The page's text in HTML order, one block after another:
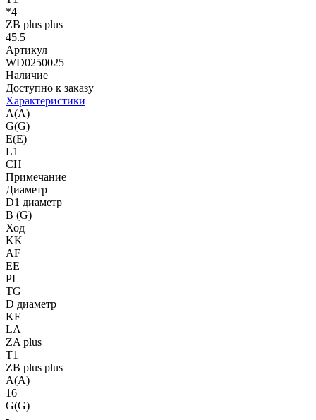
*4
ZB plus plus
45.5
Артикул
WD0250025
Наличие
Доступно к заказу
Характеристики
A(A)
G(G)
E(E)
L1
CH
Примечание
Диаметр
D1 диаметр
B (G)
Ход
KK
AF
EE
PL
TG
D диаметр
KF
LA
ZA plus
T1
ZB plus plus
A(A)
16
G(G)